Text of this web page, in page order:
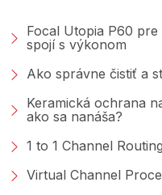
Focal Utopia P60 pre
spojí s výkonom
Ako správne čistiť a
Keramická ochrana
ako sa nanáša?
1 to 1 Channel
Virtual Channel